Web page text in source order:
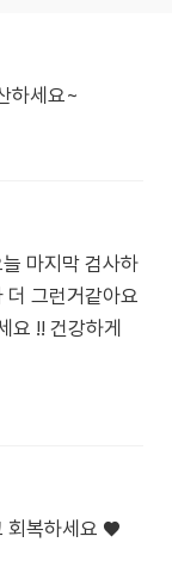
하세요~
마지막 검사하
더 그런거같아요
요 !! 건강하게
회복하세요 ♥️